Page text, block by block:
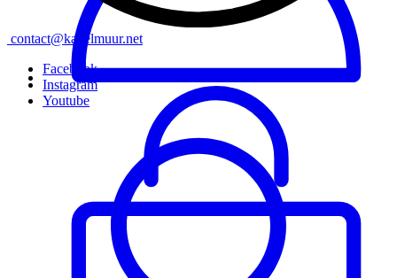
contact@kapelmuur.net
Facebook
Instagram
Youtube